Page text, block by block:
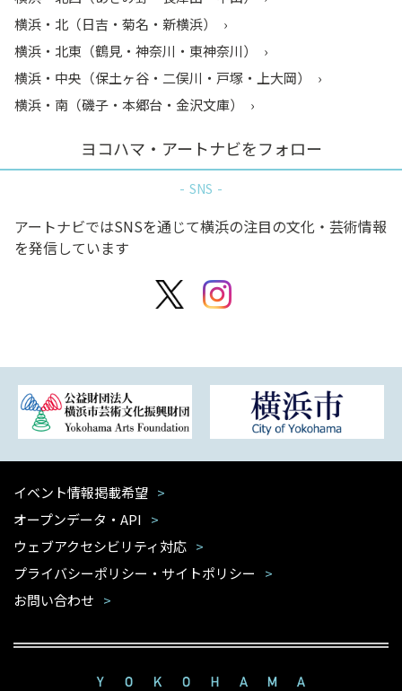
横浜・北（日吉・菊名・新横浜）
横浜・北東（鶴見・神奈川・東神奈川）
横浜・中央（保土ヶ谷・二俣川・戸塚・上大岡）
横浜・南（磯子・本郷台・金沢文庫）
ヨコハマ・アートナビをフォロー
SNS
アートナビではSNSを通じて横浜の注目の文化・芸術情報
を発信しています
イベント情報掲載希望
オープンデータ・API
ウェブアクセシビリティ対応
プライバシーポリシー・サイトポリシー
お問い合わせ